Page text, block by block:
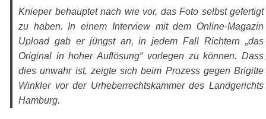
Knieper behauptet nach wie vor, das Foto selbst gefertigt
zu haben. In einem Interview mit dem Online-Magazin
Upload gab er jüngst an, in jedem Fall Richtern „das
Original in hoher Auflösung“ vorlegen zu können. Dass
dies unwahr ist, zeigte sich beim Prozess gegen Brigitte
Winkler vor der Urheberrechtskammer des Landgerichts
Hamburg.